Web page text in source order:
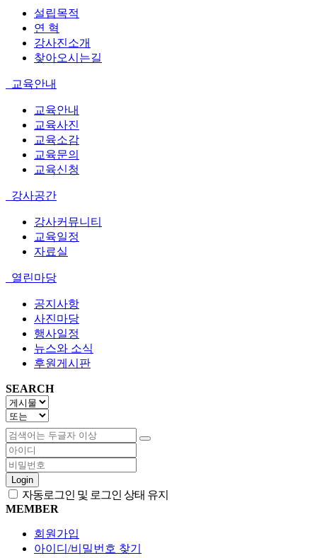
설립목적
연 혁
강사진소개
찾아오시는길
교육안내
교육안내
교육사진
교육소감
교육문의
교육신청
강사공간
강사커뮤니티
교육일정
자료실
열린마당
공지사항
사진마당
행사일정
뉴스와 소식
후원게시판
SEARCH
Login
자동로그인 및 로그인 상태 유지
MEMBER
회원가입
아이디/비밀번호 찾기